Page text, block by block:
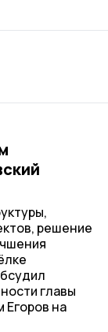
решение
главы
Егоров на